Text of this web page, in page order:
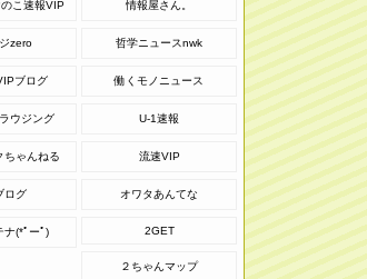
こ速報VIP 情報屋さん。
zero 哲学ニュースnwk
ブログ 働くモノニュース
ウジング U-1速報
ちゃんねる 流速VIP
ログ オワタあんてな
ナ(*ﾟーﾟ) 2GET
２ちゃんマップ